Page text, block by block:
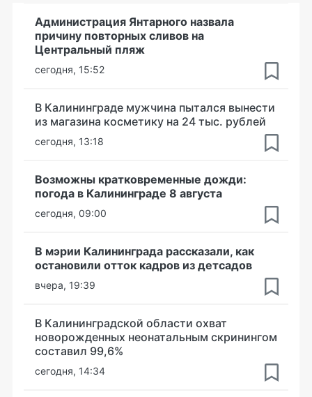
Администрация Янтарного назвала
причину повторных сливов на
Центральный пляж
сегодня, 15:52
В Калининграде мужчина пытался вынести
из магазина косметику на 24 тыс. рублей
сегодня, 13:18
Возможны кратковременные дожди:
погода в Калининграде 8 августа
сегодня, 09:00
В мэрии Калининграда рассказали, как
остановили отток кадров из детсадов
вчера, 19:39
В Калининградской области охват
новорожденных неонатальным скринингом
составил 99,6%
сегодня, 14:34